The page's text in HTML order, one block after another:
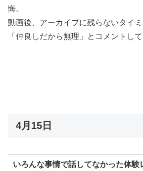
悔。
動画後、アーカイブに残らないタイ
「仲良しだから無理」とコメントして
4月15日
いろんな事情で話してなかった体験